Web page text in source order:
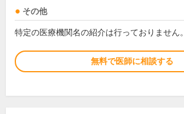
その他
特定の医療機関名の紹介は行っておりません。
無料で医師に相談する